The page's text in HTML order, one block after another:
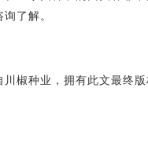
了解。
椒种业，拥有此文最终版